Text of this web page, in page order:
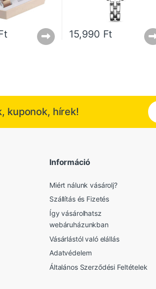
15,990 Ft
kuponok, hírek!
Információ
Miért nálunk vásárolj?
Szállítás és Fizetés
Így vásárolhatsz
webáruházunkban
Vásárlástól való elállás
Adatvédelem
Általános Szerződési Feltételek